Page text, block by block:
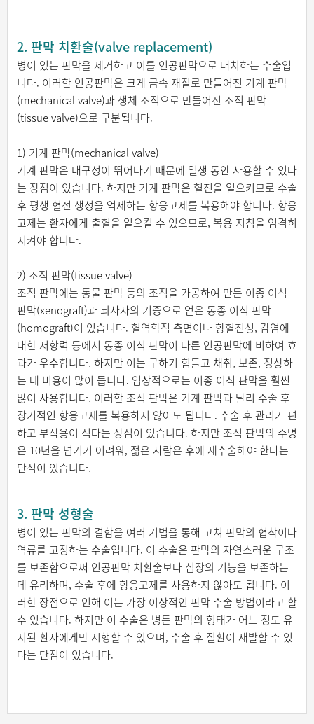
2. 판막 치환술(valve replacement)
병이 있는 판막을 제거하고 이를 인공판막으로 대치하는 수술입
니다. 이러한 인공판막은 크게 금속 재질로 만들어진 기계 판막
(mechanical valve)과 생체 조직으로 만들어진 조직 판막
(tissue valve)으로 구분됩니다.
1) 기계 판막(mechanical valve)
기계 판막은 내구성이 뛰어나기 때문에 일생 동안 사용할 수 있다
는 장점이 있습니다. 하지만 기계 판막은 혈전을 일으키므로 수술
후 평생 혈전 생성을 억제하는 항응고제를 복용해야 합니다. 항응
고제는 환자에게 출혈을 일으킬 수 있으므로, 복용 지침을 엄격히
지켜야 합니다.
2) 조직 판막(tissue valve)
조직 판막에는 동물 판막 등의 조직을 가공하여 만든 이종 이식
판막(xenograft)과 뇌사자의 기증으로 얻은 동종 이식 판막
(homograft)이 있습니다. 혈역학적 측면이나 항혈전성, 감염에
대한 저항력 등에서 동종 이식 판막이 다른 인공판막에 비하여 효
과가 우수합니다. 하지만 이는 구하기 힘들고 채취, 보존, 정상하
는 데 비용이 많이 듭니다. 임상적으로는 이종 이식 판막을 훨씬
많이 사용합니다. 이러한 조직 판막은 기계 판막과 달리 수술 후
장기적인 항응고제를 복용하지 않아도 됩니다. 수술 후 관리가 편
하고 부작용이 적다는 장점이 있습니다. 하지만 조직 판막의 수명
은 10년을 넘기기 어려워, 젊은 사람은 후에 재수술해야 한다는
단점이 있습니다.
3. 판막 성형술
병이 있는 판막의 결함을 여러 기법을 통해 고쳐 판막의 협착이나
역류를 고정하는 수술입니다. 이 수술은 판막의 자연스러운 구조
를 보존함으로써 인공판막 치환술보다 심장의 기능을 보존하는
데 유리하며, 수술 후에 항응고제를 사용하지 않아도 됩니다. 이
러한 장점으로 인해 이는 가장 이상적인 판막 수술 방법이라고 할
수 있습니다. 하지만 이 수술은 병든 판막의 형태가 어느 정도 유
지된 환자에게만 시행할 수 있으며, 수술 후 질환이 재발할 수 있
다는 단점이 있습니다.